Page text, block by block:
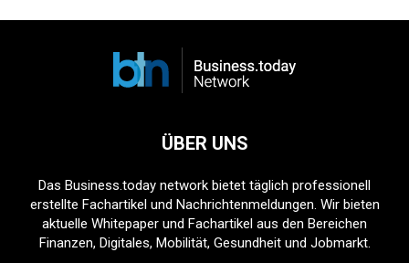
ÜBER UNS
Das Business.today network bietet täglich professionell
erstellte Fachartikel und Nachrichtenmeldungen. Wir bieten
aktuelle Whitepaper und Fachartikel aus den Bereichen
Finanzen, Digitales, Mobilität, Gesundheit und Jobmarkt.